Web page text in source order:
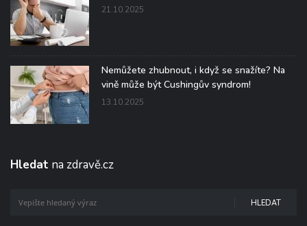
21.10.2025
Nemůžete zhubnout, i když se snažíte? Na
vině může být Cushingův syndrom!
13.10.2025
Hledat na zdravě.cz
HLEDAT